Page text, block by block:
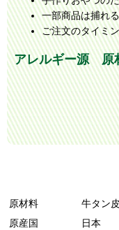
一部商品は捕れ
ご注文のタイミ
アレルギー源 原
原材料
牛タン皮
原産国
日本